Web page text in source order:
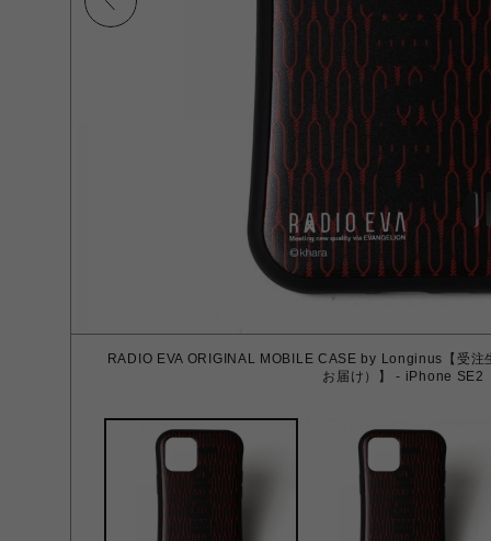
RADIO EVA ORIGINAL MOBILE CASE by Longinus【受注
お届け）】 - iPhone SE2